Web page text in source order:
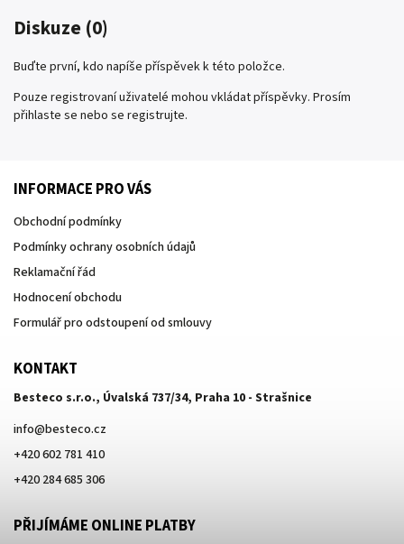
Diskuze (0)
Buďte první, kdo napíše příspěvek k této položce.
Pouze registrovaní uživatelé mohou vkládat příspěvky. Prosím
přihlaste se nebo se registrujte.
INFORMACE PRO VÁS
Obchodní podmínky
Podmínky ochrany osobních údajů
Reklamační řád
Hodnocení obchodu
Formulář pro odstoupení od smlouvy
KONTAKT
Besteco s.r.o., Úvalská 737/34, Praha 10 - Strašnice
info@besteco.cz
+420 602 781 410
+420 284 685 306
PŘIJÍMÁME ONLINE PLATBY